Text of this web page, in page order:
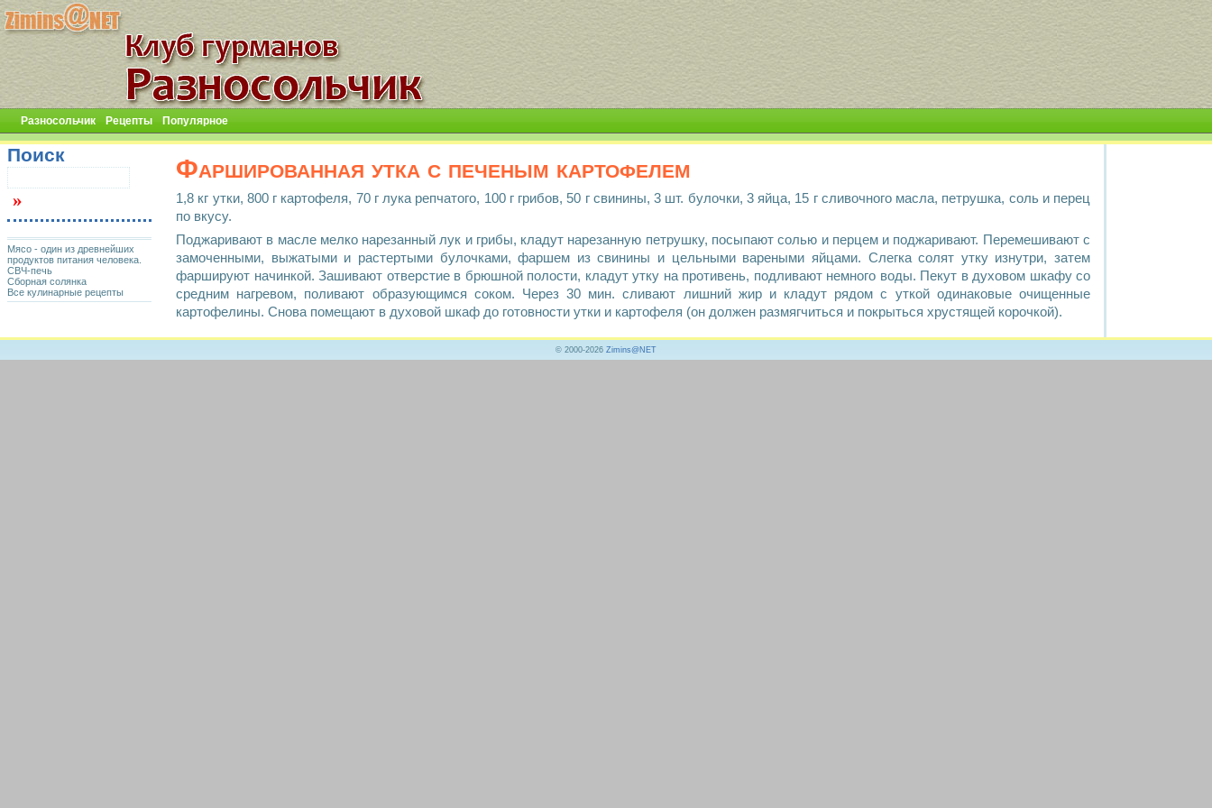
Разносольчик Рецепты Популярное
Фаршированная утка с печеным картофелем
1,8 кг утки, 800 г картофеля, 70 г лука репчатого, 100 г грибов, 50 г свинины, 3 шт. булочки, 3 яйца, 15 г сливочного масла, петрушка, соль и перец
по вкусу.
Поджаривают в масле мелко нарезанный лук и грибы, кладут нарезанную петрушку, посыпают солью и перцем и поджаривают. Перемешивают с
замоченными, выжатыми и растертыми булочками, фаршем из свинины и цельными вареными яйцами. Слегка солят утку изнутри, затем
фаршируют начинкой. Зашивают отверстие в брюшной полости, кладут утку на противень, подливают немного воды. Пекут в духовом шкафу со
средним нагревом, поливают образующимся соком. Через 30 мин. сливают лишний жир и кладут рядом с уткой одинаковые очищенные
картофелины. Снова помещают в духовой шкаф до готовности утки и картофеля (он должен размягчиться и покрыться хрустящей корочкой).
Поиск
Мясо - один из древнейших
продуктов питания человека.
СВЧ-печь
Сборная солянка
Все кулинарные рецепты
© 2000-2026 Zimins@NET